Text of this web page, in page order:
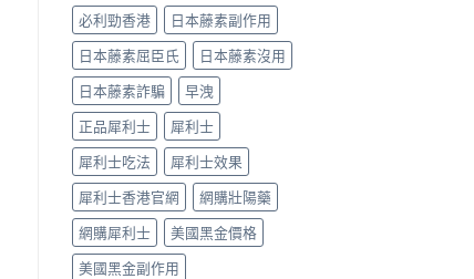
必利勁香港
日本藤素副作用
日本藤素屈臣氏
日本藤素沒用
日本藤素詐騙
早洩
正品犀利士
犀利士
犀利士吃法
犀利士效果
犀利士香港官網
網購壯陽藥
網購犀利士
美國黑金價格
美國黑金副作用